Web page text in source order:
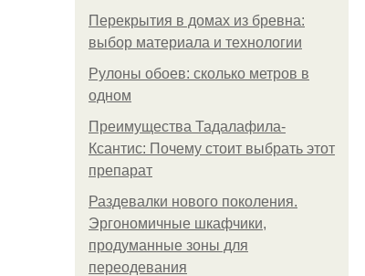
Перекрытия в домах из бревна:
выбор материала и технологии
Рулоны обоев: сколько метров в
одном
Преимущества Тадалафила-
Ксантис: Почему стоит выбрать этот
препарат
Раздевалки нового поколения.
Эргономичные шкафчики,
продуманные зоны для
переодевания